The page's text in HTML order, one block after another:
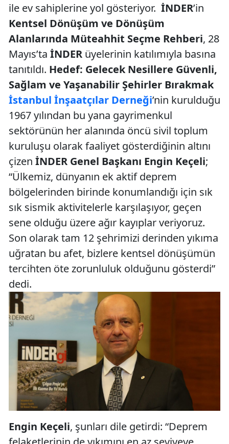
ile ev sahiplerine yol gösteriyor. İNDER’in
Kentsel Dönüşüm ve Dönüşüm
Alanlarında Müteahhit Seçme Rehberi, 28
Mayıs’ta İNDER üyelerinin katılımıyla basına
tanıtıldı. Hedef: Gelecek Nesillere Güvenli,
Sağlam ve Yaşanabilir Şehirler Bırakmak
İstanbul İnşaatçılar Derneği’nin kurulduğu
1967 yılından bu yana gayrimenkul
sektörünün her alanında öncü sivil toplum
kuruluşu olarak faaliyet gösterdiğinin altını
çizen İNDER Genel Başkanı Engin Keçeli;
“Ülkemiz, dünyanın ek aktif deprem
bölgelerinden birinde konumlandığı için sık
sık sismik aktivitelerle karşılaşıyor, geçen
sene olduğu üzere ağır kayıplar veriyoruz.
Son olarak tam 12 şehrimizi derinden yıkıma
uğratan bu afet, bizlere kentsel dönüşümün
tercihten öte zorunluluk olduğunu gösterdi”
dedi.
Engin Keçeli, şunları dile getirdi: “Deprem